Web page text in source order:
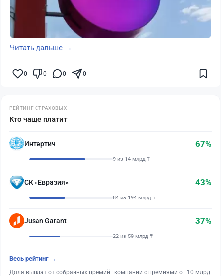
Читать дальше →
0 0 0 0
РЕЙТИНГ СТРАХОВЫХ
Кто чаще платит
Интертич 67%
9 из 14 млрд ₸
СК «Евразия» 43%
84 из 194 млрд ₸
Jusan Garant 37%
22 из 59 млрд ₸
Весь рейтинг →
Доля выплат от собранных премий · компании с премиями от 10 млрд